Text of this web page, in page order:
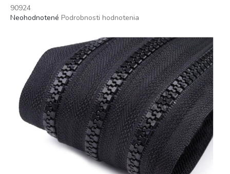
90924
Priemerné
hviezdičiek.
Neohodnotené Podrobnosti hodnotenia